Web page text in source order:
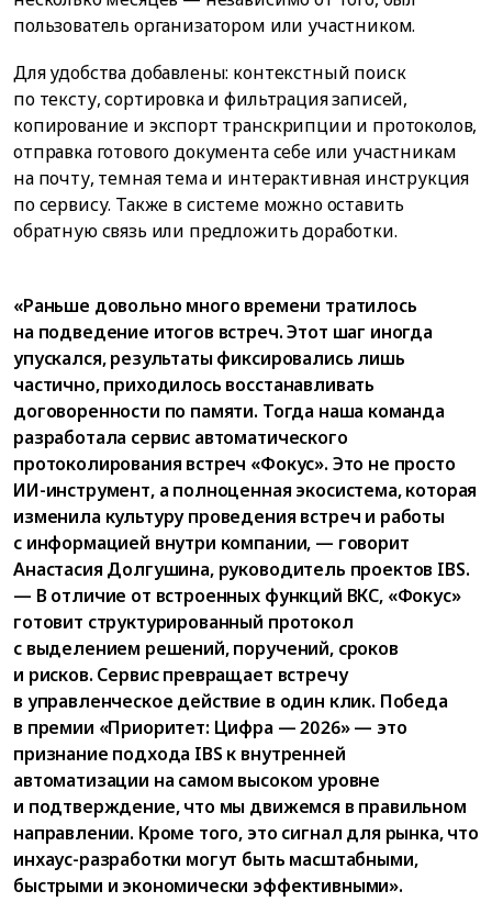
пользователь организатором или участником.
Для удобства добавлены: контекстный поиск
по тексту, сортировка и фильтрация записей,
копирование и экспорт транскрипции и протоколов,
отправка готового документа себе или участникам
на почту, темная тема и интерактивная инструкция
по сервису. Также в системе можно оставить
обратную связь или предложить доработки.
«Раньше довольно много времени тратилось
на подведение итогов встреч. Этот шаг иногда
упускался, результаты фиксировались лишь
частично, приходилось восстанавливать
договоренности по памяти. Тогда наша команда
разработала сервис автоматического
протоколирования встреч «Фокус». Это не просто
ИИ-инструмент, а полноценная экосистема, которая
изменила культуру проведения встреч и работы
с информацией внутри компании, — говорит
Анастасия Долгушина, руководитель проектов IBS.
— В отличие от встроенных функций ВКС, «Фокус»
готовит структурированный протокол
с выделением решений, поручений, сроков
и рисков. Сервис превращает встречу
в управленческое действие в один клик. Победа
в премии «Приоритет: Цифра — 2026» — это
признание подхода IBS к внутренней
автоматизации на самом высоком уровне
и подтверждение, что мы движемся в правильном
направлении. Кроме того, это сигнал для рынка, что
инхаус-разработки могут быть масштабными,
быстрыми и экономически эффективными».